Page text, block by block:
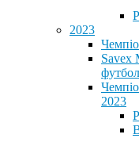
2023
Savex
2023